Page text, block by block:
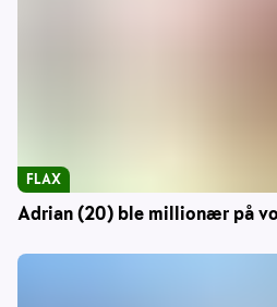
Adrian (20) ble millionær på
FLAX